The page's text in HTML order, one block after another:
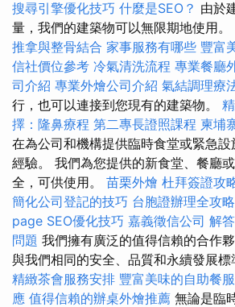
搜尋引擎優化技巧 什麼是SEO？ 由於
量，我們的建築物可以無限期地使用。
推拿與整骨結合 家事服務有哪些 豐富
信社價位參考 冷氣清洗流程 專業餐廳
司介紹 專業外燴公司介紹 氣結調理療
行，也可以連接到您現有的建築物。
擇：隆鼻療程 第二專長證照課程 柬埔
在為公司和機構提供臨時食堂或緊急
經驗。 我們為您提供的新食堂、餐廳
全，可供使用。 苗栗外燴 杜拜簽證攻
簡化公司登記的技巧 台胞證辦理全攻略
page SEO優化技巧 嘉義徵信公司 解
問題 我們擁有廣泛的值得信賴的合作
與我們相同的安全、品質和永續發展標
精緻茶會服務安排 豐富美味的自助餐
應 值得信賴的辦桌外燴推薦 無論是臨